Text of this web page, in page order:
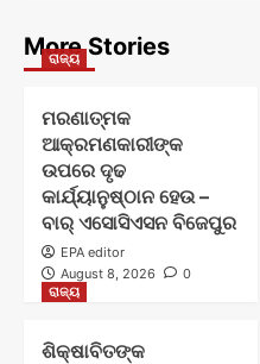
More Stories
ରାଜ୍ୟ
ମରଣାତ୍ମକ
ଆକ୍ରମଣକାରୀଙ୍କ
ଉପରେ ଦୃଢ
କାର୍ଯ୍ୟାନୁଷ୍ଠାନ ହେଉ –
ବାର୍ ଏସୋସିଏସନ ବିଜେପୁର
EPA editor
August 8, 2026
0
ରାଜ୍ୟ
ଶିକ୍ଷାବିତଙ୍କ